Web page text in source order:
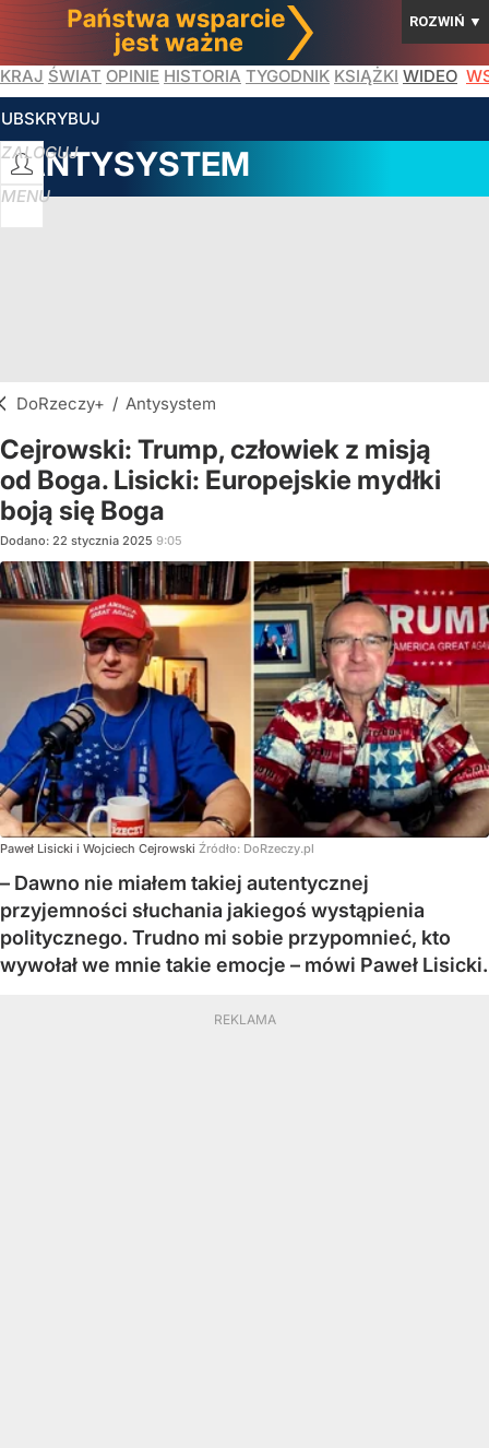
ROZWIŃ ▼
KRAJ ŚWIAT OPINIE HISTORIA TYGODNIK KSIĄŻKI WIDEO
ZALOGUJ
MENU
ANTYSYSTEM
DoRzeczy+ / Antysystem
Cejrowski: Trump, człowiek z misją
od Boga. Lisicki: Europejskie mydłki
boją się Boga
Dodano: 22 stycznia 2025 9:05
Paweł Lisicki i Wojciech Cejrowski Źródło: DoRzeczy.pl
– Dawno nie miałem takiej autentycznej
przyjemności słuchania jakiegoś wystąpienia
politycznego. Trudno mi sobie przypomnieć, kto
wywołał we mnie takie emocje – mówi Paweł Lisicki.